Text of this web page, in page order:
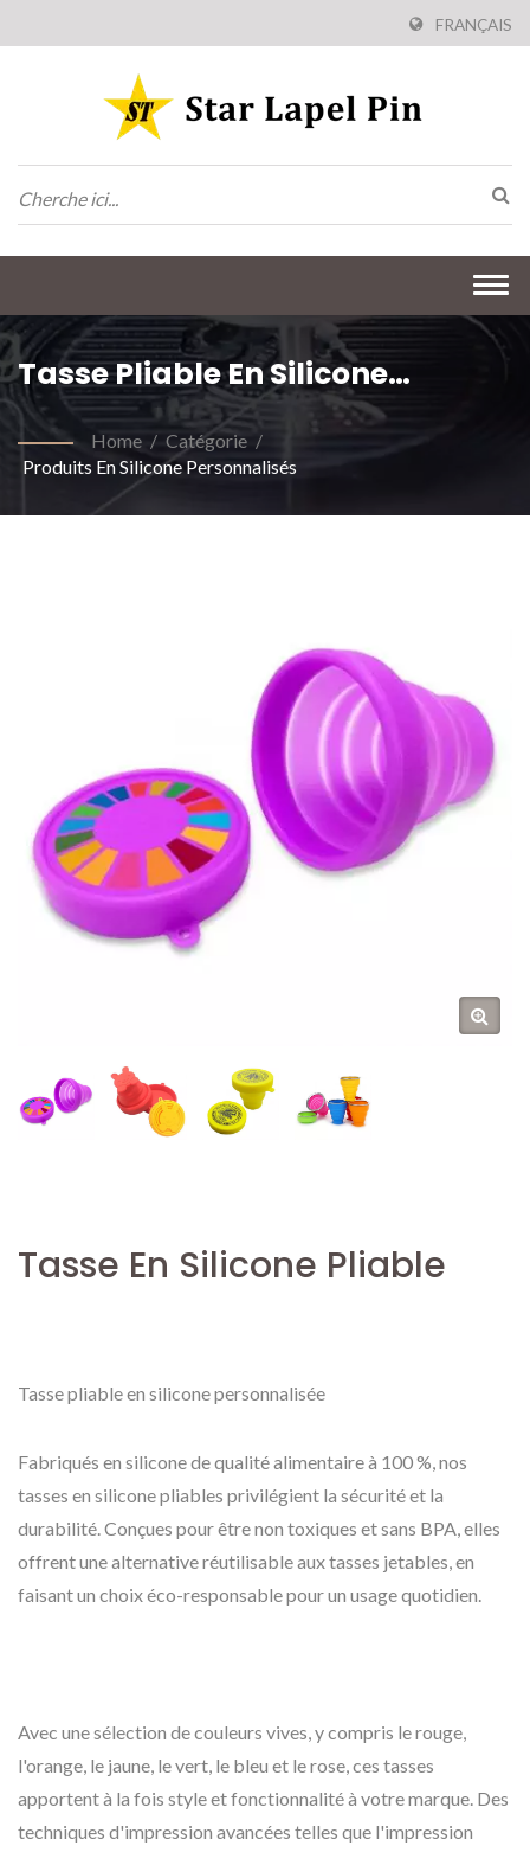
FRANÇAIS
Tasse Pliable En Silicone
Personnalisée
Home / Catégorie /
Produits En Silicone Personnalisés
Tasse En Silicone Pliable
Tasse pliable en silicone personnalisée
Fabriqués en silicone de qualité alimentaire à 100 %, nos
tasses en silicone pliables privilégient la sécurité et la
durabilité. Conçues pour être non toxiques et sans BPA, elles
offrent une alternative réutilisable aux tasses jetables, en
faisant un choix éco-responsable pour un usage quotidien.
Avec une sélection de couleurs vives, y compris le rouge,
l'orange, le jaune, le vert, le bleu et le rose, ces tasses
apportent à la fois style et fonctionnalité à votre marque. Des
techniques d'impression avancées telles que l'impression